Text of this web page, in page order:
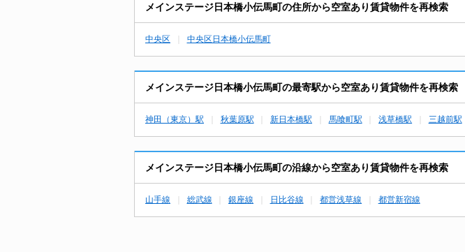
メインステージ日本橋小伝馬町の住所から空室あり賃貸物件を再検索
中央区 中央区日本橋小伝馬町
メインステージ日本橋小伝馬町の最寄駅から空室あり賃貸物件を再検索
神田（東京）駅 秋葉原駅 新日本橋駅 馬喰町駅 浅草橋駅 三越前駅
メインステージ日本橋小伝馬町の沿線から空室あり賃貸物件を再検索
山手線 総武線 銀座線 日比谷線 都営浅草線 都営新宿線